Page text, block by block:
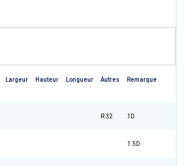
Largeur Hauteur Longueur Autres Remarque
R:32 1D
1.5D